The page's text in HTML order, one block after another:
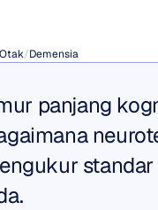
/Demensia
panjang